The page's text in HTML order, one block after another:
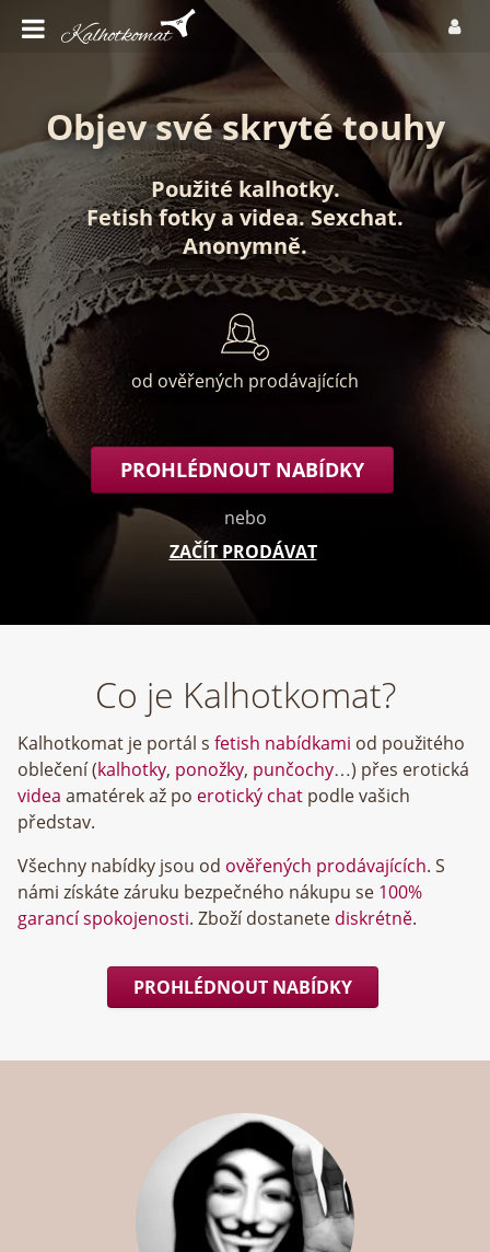
Objev své skryté touhy
Použité kalhotky.
Fetish fotkyavidea.Sexchat.
Anonymně.
od ověřených prodávajících
PROHLÉDNOUT NABÍDKY
nebo
ZAČÍT PRODÁVAT
Co je Kalhotkomat?
Kalhotkomat je portál s fetish nabídkami od použitého
oblečení (kalhotky, ponožky, punčochy…) přes erotická
videa amatérek až po erotický chat podle vašich
představ.
Všechny nabídky jsou od ověřených prodávajících. S
námi získáte záruku bezpečného nákupu se 100%
garancí spokojenosti. Zboží dostanete diskrétně.
PROHLÉDNOUT NABÍDKY